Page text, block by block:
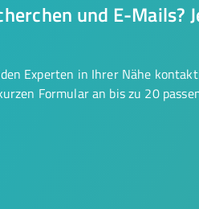
und E-Mails?
Experten in Ihrer Nähe
Formular an bis zu 20